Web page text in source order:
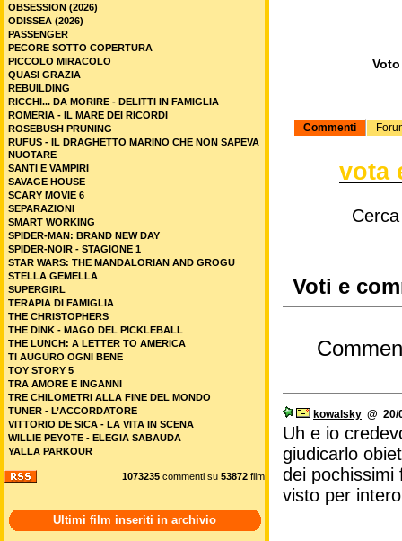
Commenti
vota
Voti e
kowalsky @ 20/
Uh e io
giudicarlo
dei pochissimi
visto per intero
OBSESSION (2026)
ODISSEA (2026)
PASSENGER
PECORE SOTTO COPERTURA
PICCOLO MIRACOLO
QUASI GRAZIA
REBUILDING
RICCHI... DA MORIRE - DELITTI IN FAMIGLIA
ROMERIA - IL MARE DEI RICORDI
ROSEBUSH PRUNING
RUFUS - IL DRAGHETTO MARINO CHE NON SAPEVA
NUOTARE
SANTI E VAMPIRI
SAVAGE HOUSE
SCARY MOVIE 6
SEPARAZIONI
SMART WORKING
SPIDER-MAN: BRAND NEW DAY
SPIDER-NOIR - STAGIONE 1
STAR WARS: THE MANDALORIAN AND GROGU
STELLA GEMELLA
SUPERGIRL
TERAPIA DI FAMIGLIA
THE CHRISTOPHERS
THE DINK - MAGO DEL PICKLEBALL
THE LUNCH: A LETTER TO AMERICA
TI AUGURO OGNI BENE
TOY STORY 5
TRA AMORE E INGANNI
TRE CHILOMETRI ALLA FINE DEL MONDO
TUNER - L’ACCORDATORE
VITTORIO DE SICA - LA VITA IN SCENA
WILLIE PEYOTE - ELEGIA SABAUDA
YALLA PARKOUR
1073235 commenti su 53872 film
Ultimi film inseriti in archivio